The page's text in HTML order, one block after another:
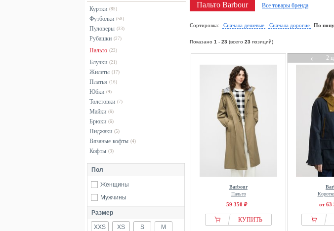
Куртки (85)
Футболки (58)
Пуловеры (33)
Рубашки (27)
Пальто (23)
Блузки (21)
Жилеты (17)
Платья (16)
Юбки (9)
Толстовки (7)
Майки (6)
Брюки (6)
Пиджаки (5)
Вязаные кофты (4)
Кофты (3)
Пол
Женщины
Мужчины
Размер
XXS XS S M
Пальто Barbour Все товары бренда
Сортировка: Сначала дешевые Сначала дорогие По
Показано 1 - 23 (всего 23 позиций)
Barbour
Пальто
59 350 ₽
КУПИТЬ
←2
от 63